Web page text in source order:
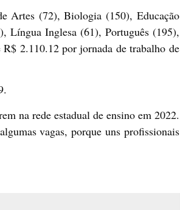
Artes (72), Biologia (150), Educação
Língua Inglesa (61), Português (195),
2.110.12 por jornada de trabalho de
na rede estadual de ensino em 2022.
vagas, porque uns profissionais